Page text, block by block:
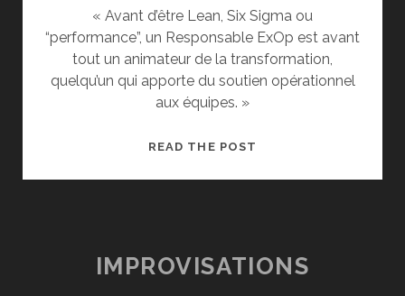
« Avant d’être Lean, Six Sigma ou
“performance”, un Responsable ExOp est avant
tout un animateur de la transformation,
quelqu’un qui apporte du soutien opérationnel
aux équipes. »
READ THE POST
IMPROVISATIONS